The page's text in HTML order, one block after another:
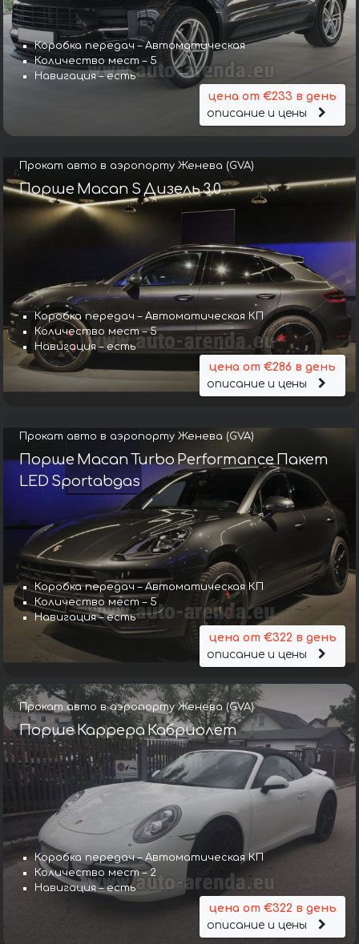
Коробка передач – Автоматическая
Количество мест – 5
Навигация – есть
цена от €233 в день
описание и цены
Прокат авто в аэропорту Женева (GVA)
Порше Macan S Дизель 3.0
Коробка передач – Автоматическая КП
Количество мест – 5
Навигация – есть
цена от €286 в день
описание и цены
Прокат авто в аэропорту Женева (GVA)
Порше Macan Turbo Performance Пакет
LED Sportabgas
Коробка передач – Автоматическая КП
Количество мест – 5
Навигация – есть
цена от €322 в день
описание и цены
Прокат авто в аэропорту Женева (GVA)
Порше Каррера Кабриолет
Коробка передач – Автоматическая КП
Количество мест – 2
Навигация – есть
цена от €322 в день
описание и цены